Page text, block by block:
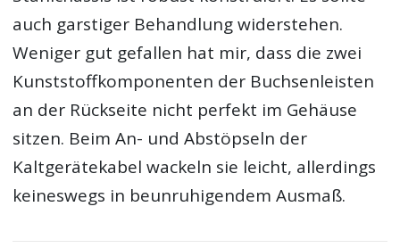
auch garstiger Behandlung widerstehen.
Weniger gut gefallen hat mir, dass die zwei
Kunststoffkomponenten der Buchsenleisten
an der Rückseite nicht perfekt im Gehäuse
sitzen. Beim An- und Abstöpseln der
Kaltgerätekabel wackeln sie leicht, allerdings
keineswegs in beunruhigendem Ausmaß.